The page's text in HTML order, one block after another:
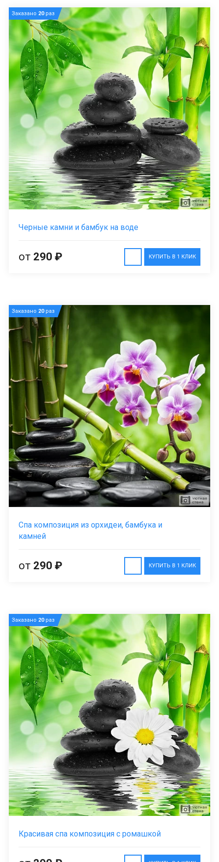
Заказано 20раз
Черные камни и бамбук на воде
КУПИТЬ В 1 КЛИК
от 290 ₽
Заказано 20раз
Спа композиция из орхидеи, бамбука и
камней
КУПИТЬ В 1 КЛИК
от 290 ₽
Заказано 20раз
Красивая спа композиция с ромашкой